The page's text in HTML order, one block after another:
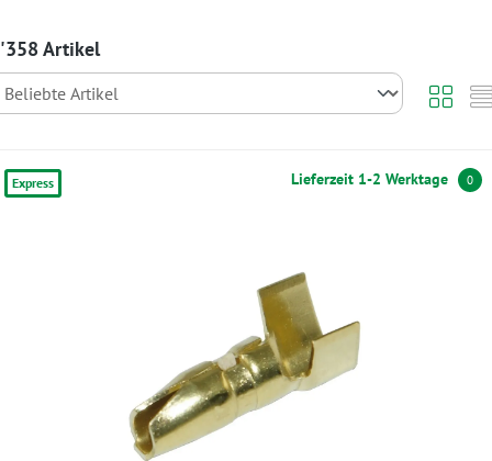
Artikel
Express Lieferzeit 1-2 Werktage 0